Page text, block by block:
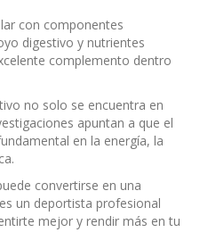
con componentes
digestivo y nutrientes
complemento dentro
no solo se encuentra en
apuntan a que el
en la energía, la
convertirse en una
un deportista profesional
mejor y rendir más en tu